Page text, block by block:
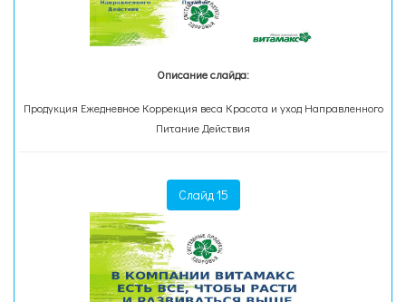
Описание слайда:
Продукция Ежедневное Коррекция веса Красота и уход Направленного
Питание Действия
Слайд 15